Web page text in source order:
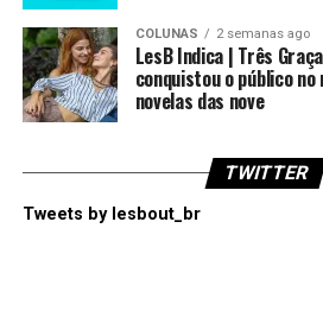
COLUNAS 2 semanas ago
LesB Indica | Três
conquistou o público no
novelas das nove
TWITTER
Tweets by lesbout_br